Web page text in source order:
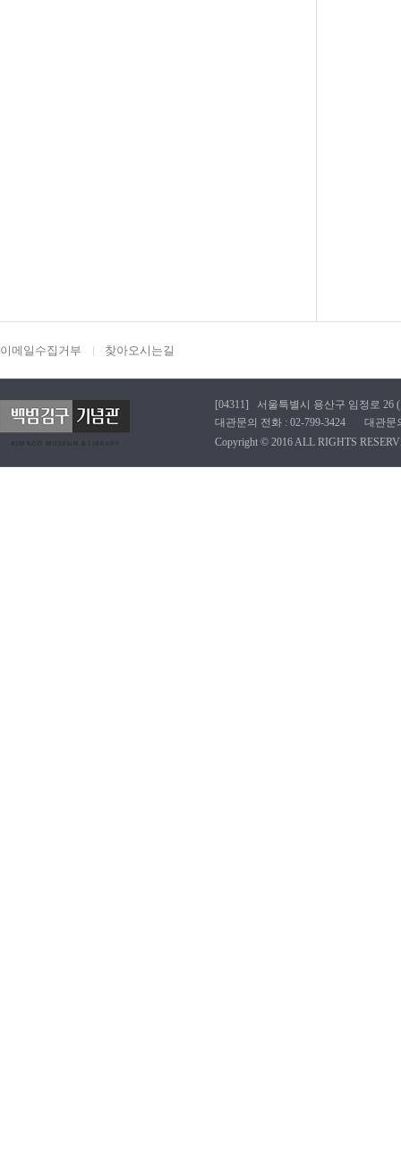
이메일수집거부 찾아오시는길
[04311] 서울특별시 용산구 임정로
대관문의 전화 : 02-799-3424 대관문
Copyright © 2016 ALL RIGHTS